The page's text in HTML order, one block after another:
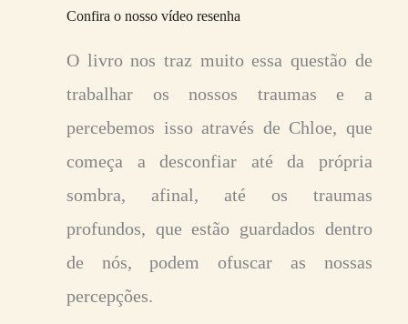
Confira o nosso vídeo resenha
O livro nos traz muito essa questão de
trabalhar os nossos traumas e a
percebemos isso através de Chloe, que
começa a desconfiar até da própria
sombra, afinal, até os traumas
profundos, que estão guardados dentro
de nós, podem ofuscar as nossas
percepções.